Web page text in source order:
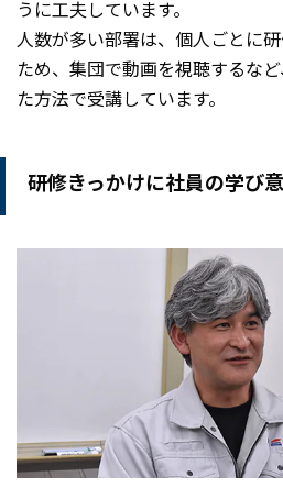
うに工夫しています。
人数が多い部署は、個人ごとに
ため、集団で動画を視聴するな
た方法で受講しています。
研修きっかけに社員の学び